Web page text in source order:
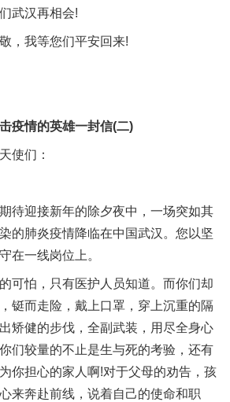
武汉再相会!
我等您们平安回来!
情的英雄一封信(二)
们：
迎接新年的除夕夜中，一场突如其
的肺炎疫情降临在中国武汉。您以坚
在一线岗位上。
怕，只有医护人员知道。而你们却
铤而走险，戴上口罩，穿上沉重的隔
矫健的步伐，全副武装，用尽全身心
们较量的不止是生与死的考验，还有
你担心的家人啊!对于父母的劝告，孩
来奔赴前线，说着自己的使命和职